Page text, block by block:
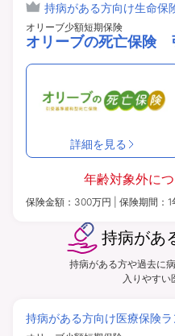
持病がある方向け生命保
オリーブ少額短期保険
オリーブの死亡保険
詳細を見る
年齢対象外につ
保険金額：300万
持病があ
持病がある方や過去に
入りやすい
持病がある方向け医療保険